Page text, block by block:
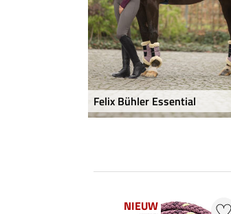
Felix Bühler Essential
NIEUW